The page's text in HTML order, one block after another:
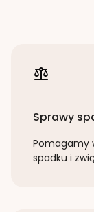
Sprawy
Pomagamy
spadku i